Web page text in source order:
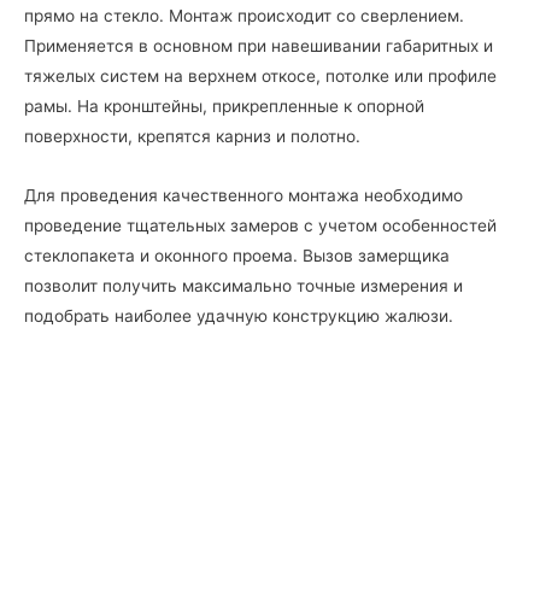
прямо на стекло. Монтаж происходит со сверлением.
Применяется в основном при навешивании габаритных и
тяжелых систем на верхнем откосе, потолке или профиле
рамы. На кронштейны, прикрепленные к опорной
поверхности, крепятся карниз и полотно.
Для проведения качественного монтажа необходимо
проведение тщательных замеров с учетом особенностей
стеклопакета и оконного проема. Вызов замерщика
позволит получить максимально точные измерения и
подобрать наиболее удачную конструкцию жалюзи.